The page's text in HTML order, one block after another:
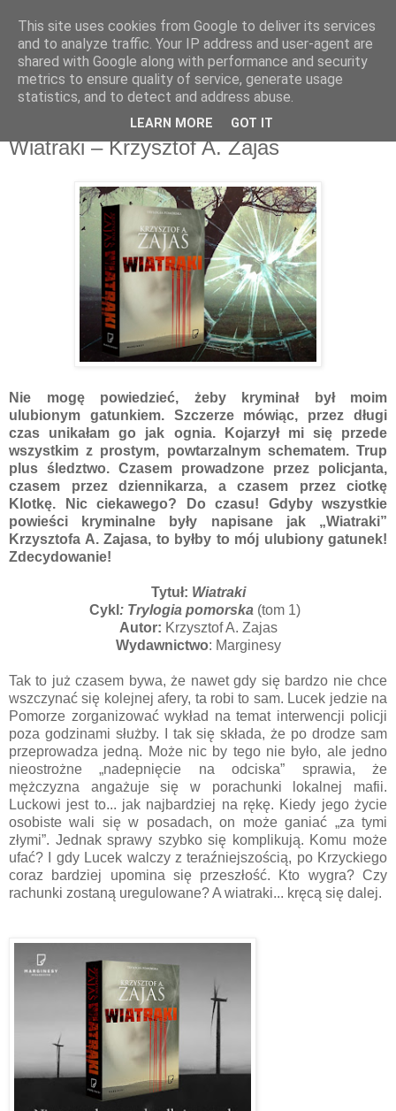
Recenzje na widelcu
Portal kulturalny - książki, recenzje, inspiracje, konkursy.
czwartek, 25 października 2018
Wiatraki – Krzysztof A. Zajas
Nie mogę powiedzieć, żeby kryminał był moim
ulubionym gatunkiem. Szczerze mówiąc, przez długi
czas unikałam go jak ognia. Kojarzył mi się przede
wszystkim z prostym, powtarzalnym schematem. Trup
plus śledztwo. Czasem prowadzone przez policjanta,
czasem przez dziennikarza, a czasem przez ciotkę
Klotkę. Nic ciekawego? Do czasu! Gdyby wszystkie
powieści kryminalne były napisane jak „Wiatraki”
Krzysztofa A. Zajasa, to byłby to mój ulubiony gatunek!
Zdecydowanie!
Tytuł: Wiatraki
Cykl : Trylogia pomorska (tom 1)
Autor: Krzysztof A. Zajas
Wydawnictwo: Marginesy
Tak to już czasem bywa, że nawet gdy się bardzo nie chce
wszczynać się kolejnej afery, ta robi to sam. Lucek jedzie na
Pomorze zorganizować wykład na temat interwencji policji
poza godzinami służby. I tak się składa, że po drodze sam
przeprowadza jedną. Może nic by tego nie było, ale jedno
nieostrożne „nadepnięcie na odciska” sprawia, że
mężczyzna angażuje się w porachunki lokalnej mafii.
Luckowi jest to... jak najbardziej na rękę. Kiedy jego życie
osobiste wali się w posadach, on może ganiać „za tymi
złymi”. Jednak sprawy szybko się komplikują. Komu może
ufać? I gdy Lucek walczy z teraźniejszością, po Krzyckiego
coraz bardziej upomina się przeszłość. Kto wygra? Czy
rachunki zostaną uregulowane? A wiatraki... kręcą się dalej.
This site uses cookies from Google to deliver its services
and to analyze traffic. Your IP address and user-agent are
shared with Google along with performance and security
metrics to ensure quality of service, generate usage
statistics, and to detect and address abuse.
LEARN MORE GOT IT